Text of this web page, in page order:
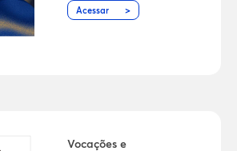
Acessar
Vocações e